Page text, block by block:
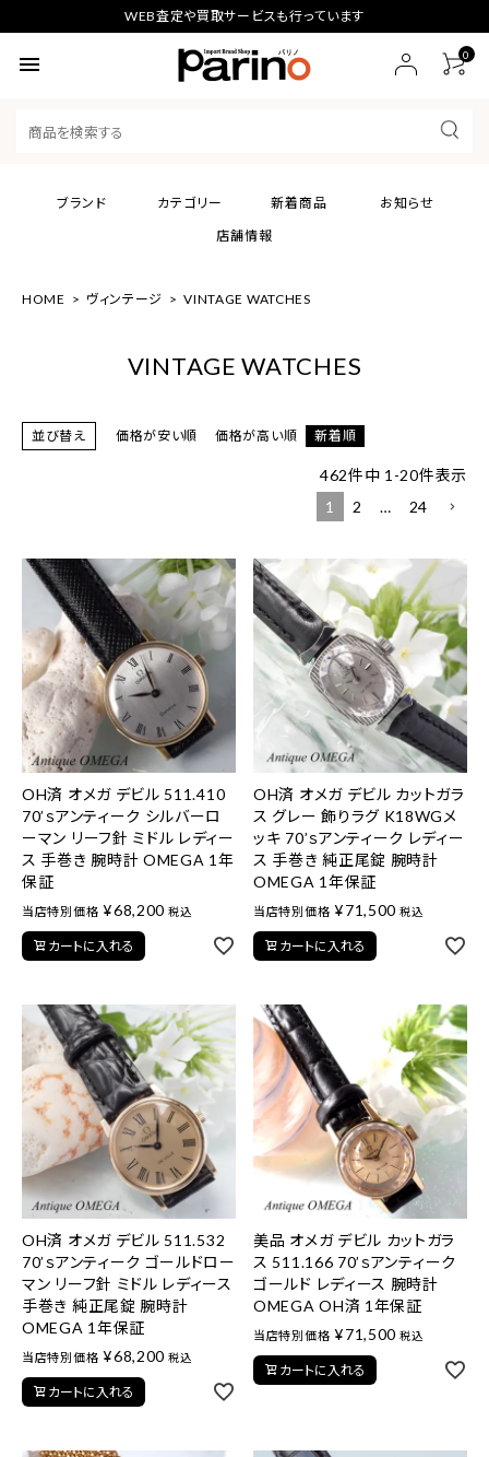
WEB査定や買取サービスも行っています
menu 0
ブランド カテゴリー 新着商品
お知らせ
店舗情報
HOME ヴィンテージ VINTAGE WATCHES
VINTAGE WATCHES
並び替え 価格が安い順 価格が高い順 新着順
462件中 1 -20件表示
1
2 … 24
OH済 オメガ デビル 511.410
70’ｓアンティーク シルバーロ
ーマン リーフ針 ミドル レディー
ス 手巻き 腕時計 OMEGA 1年
保証
当店特別価格 ¥68,200 税込
カートに入れる
OH済 オメガ デビル カットガラ
ス グレー 飾りラグ K18WGメ
ッキ 70’ｓアンティーク レディー
ス 手巻き 純正尾錠 腕時計
OMEGA 1年保証
当店特別価格 ¥71,500 税込
カートに入れる
OH済 オメガ デビル 511.532
70’ｓアンティーク ゴールドロー
マン リーフ針 ミドル レディース
手巻き 純正尾錠 腕時計
OMEGA 1年保証
当店特別価格 ¥68,200 税込
カートに入れる
美品 オメガ デビル カットガラ
ス 511.166 70’ｓアンティーク
ゴールド レディース 腕時計
OMEGA OH済 1年保証
当店特別価格 ¥71,500 税込
カートに入れる